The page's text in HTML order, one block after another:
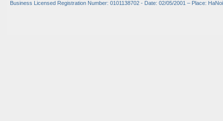
Business Licensed Registration Number: 0101138702 - Date: 02/05/2001 – Place: